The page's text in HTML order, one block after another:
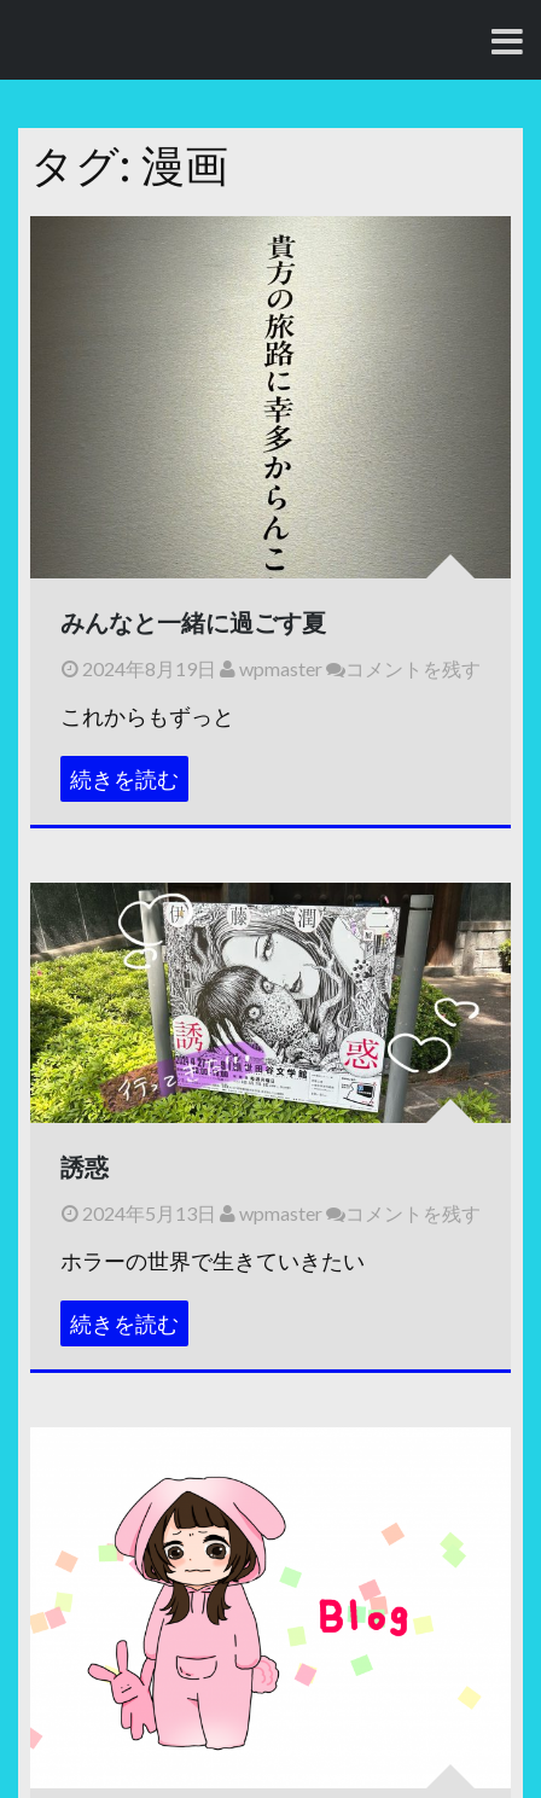
テ
ツ タグ: 漫画
みんなと一緒に過ごす夏
2024年8月19日 wpmaster コメントを残す
これからもずっと
続きを読む
誘惑
2024年5月13日 wpmaster コメントを残す
ホラーの世界で生きていきたい
続きを読む